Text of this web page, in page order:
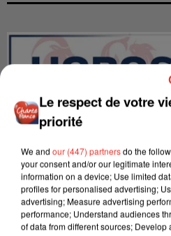
LES INTERVIEWS
Le respect de votre
priorité
We and our (447) partnersdo the
your consent and/or our legitimate
information on a device; Use limited
profiles for personalised advertising;
advertising; Measure advertising
performance; Understand audiences
of data from different sources;